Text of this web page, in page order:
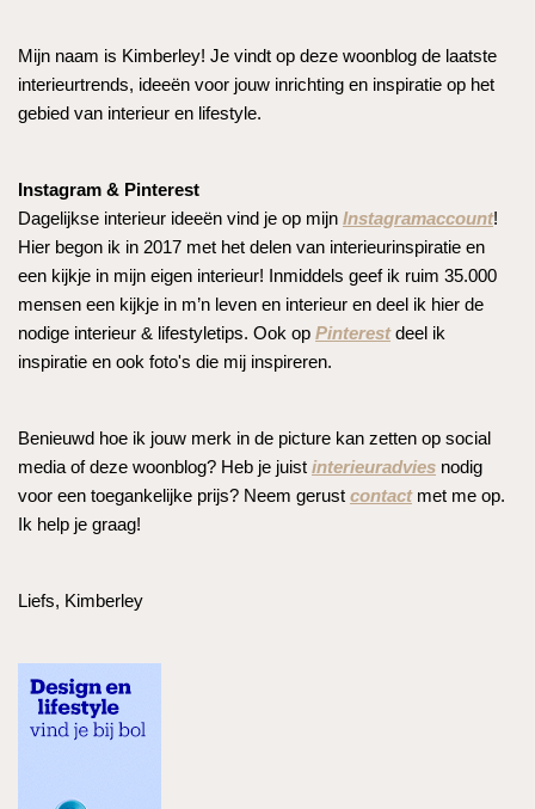
Mijn naam is Kimberley! Je vindt op deze woonblog de laatste
interieurtrends, ideeën voor jouw inrichting en inspiratie op het
gebied van interieur en lifestyle.
Instagram & Pinterest
Dagelijkse interieur ideeën vind je op mijn Instagramaccount!
Hier begon ik in 2017 met het delen van interieurinspiratie en
een kijkje in mijn eigen interieur! Inmiddels geef ik ruim 35.000
mensen een kijkje in m’n leven en interieur en deel ik hier de
nodige interieur & lifestyletips. Ook op Pinterestdeel ik
inspiratie en ook foto's die mij inspireren.
Benieuwd hoe ik jouw merk in de picture kan zetten op social
media of deze woonblog? Heb je juist interieuradvies nodig
voor een toegankelijke prijs? Neem gerust contactmet me op.
Ik help je graag!
Liefs, Kimberley